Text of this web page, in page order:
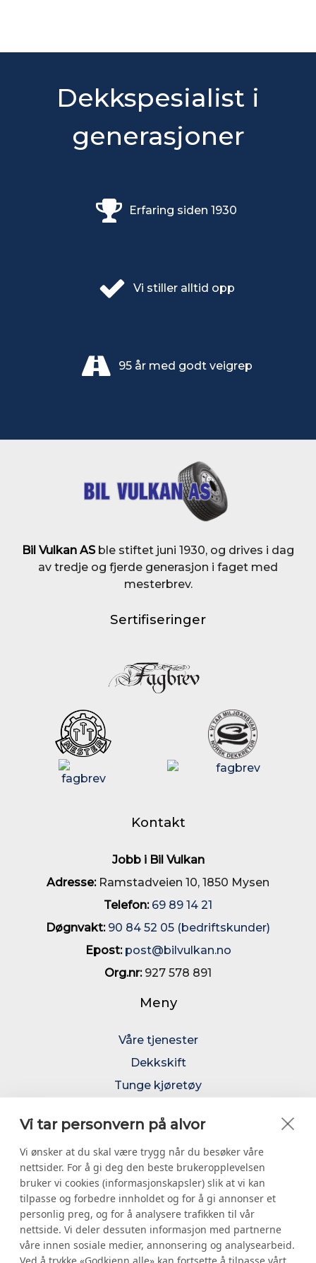
Vi tar personvern på alvor
Vi ønsker at du skal være trygg når du besøker våre
nettsider. For å gi deg den beste brukeropplevelsen
bruker vi cookies (informasjonskapsler) slik at vi kan
tilpasse og forbedre innholdet og for å gi annonser et
personlig preg, og for å analysere trafikken til vår
nettside. Vi deler dessuten informasjon med partnerne
våre innen sosiale medier, annonsering og analysearbeid.
Dekkspesialist i
generasjoner
Erfaring siden 1930
Vi stiller alltid opp
95 år med godt veigrep
Bil Vulkan ASble stiftet juni 1930, og drives i dag
av tredje og fjerde generasjon i faget med
mesterbrev.
Sertifiseringer
Kontakt
Jobb i Bil Vulkan
Adresse:Ramstadveien 10, 1850 Mysen
Telefon:69 89 14 21
Døgnvakt: 90 84 52 05 (bedriftskunder)
Epost: post@bilvulkan.no
Org.nr:927 578 891
Meny
Våre tjenester
Dekkskift
Tunge kjøretøy
Felger
Kjetting
24 timer service
Om oss
Kontakt
Miljørfyrtårn